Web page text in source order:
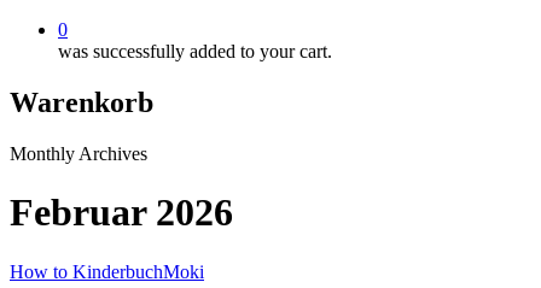
0
was successfully added to your cart.
Warenkorb
Monthly Archives
Februar 2026
How to KinderbuchMoki